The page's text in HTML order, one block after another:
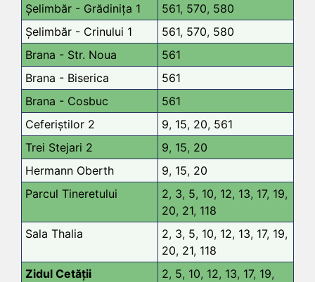
Șelimbăr - Grădinița 1
561, 570, 580
Șelimbăr - Crinului 1
561, 570, 580
Brana - Str. Noua
561
Brana - Biserica
561
Brana - Cosbuc
561
Ceferiștilor 2
9, 15, 20, 561
Trei Stejari 2
9, 15, 20
Hermann Oberth
9, 15, 20
Parcul Tineretului
2, 3, 5, 10, 12, 13, 17, 19,
20, 21, 118
Sala Thalia
2, 3, 5, 10, 12, 13, 17, 19,
20, 21, 118
Zidul Cetății
2, 5, 10, 12, 13, 17, 19,